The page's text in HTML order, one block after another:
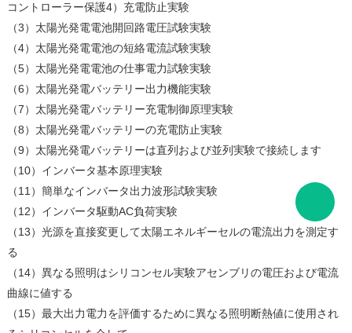
コントローラー保護4）充電防止実験
（3）太陽光発電電池開回路電圧試験実験
（4）太陽光発電電池の短絡電流試験実験
（5）太陽光発電電池の仕事電力試験実験
（6）太陽光発電バッテリー出力機能実験
（7）太陽光発電バッテリー充電制御原理実験
（8）太陽光発電バッテリーの充電防止実験
（9）太陽光発電バッテリーは直列および並列実験で接続します
（10）インバータ基本原理実験
（11）簡単なインバータ出力波形試験実験
（12）インバータ駆動AC負荷実験
（13）光源を直接変更して太陽エネルギーセルの電流出力を測定す
る
（14）異なる照明はシリコンセル実験アセンブリの電圧および電流
曲線に値する
（15）最大出力電力を評価するために異なる照明断熱値に使用され